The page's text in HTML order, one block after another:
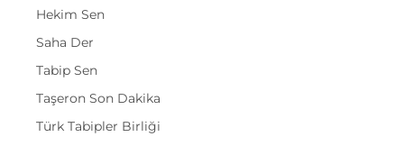
Hekim Sen
Saha Der
Tabip Sen
Taşeron Son Dakika
Türk Tabipler Birliği